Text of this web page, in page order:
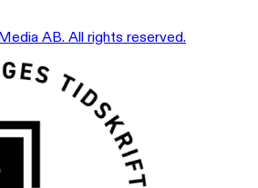
AB. All rights reserved.